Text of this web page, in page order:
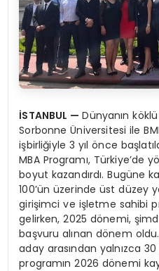
İSTANBUL —Dünyanın
Sorbonne Üniversitesi ile
işbirliğiyle 3 yıl önce
MBA Programı, Türkiye’de
boyut kazandırdı. Bugüne
100’ün üzerinde üst düzey
girişimci ve işletme sahibi
gelirken, 2025 dönemi,
başvuru alınan dönem
aday arasından yalnızca
programın 2026 dönemi